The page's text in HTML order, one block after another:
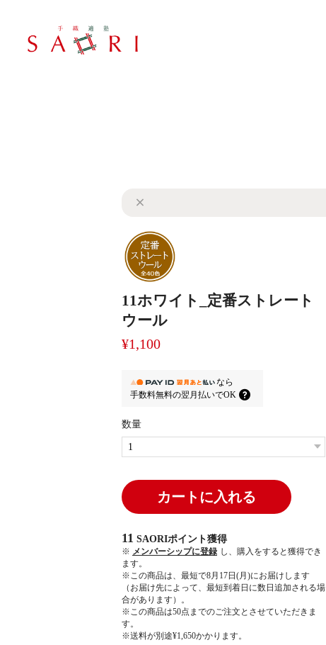
11ホワイト_定番ストレート
ウール
¥1,100
なら
手数料無料の翌月払いでOK
数量
カートに入れる
11 SAORIポイント獲得
※ メンバーシップに登録 し、購入をすると獲得でき
ます。
※この商品は、最短で8月17日(月)にお届けします
（お届け先によって、最短到着日に数日追加される場
合があります）。
※この商品は50点までのご注文とさせていただきま
す。
※送料が別途¥1,650かかります。